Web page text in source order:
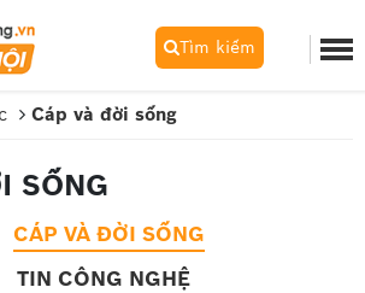
Tìm kiếm
Cáp và đời sống
SỐNG
CÁP VÀ ĐỜI SỐNG
TIN CÔNG NGHỆ